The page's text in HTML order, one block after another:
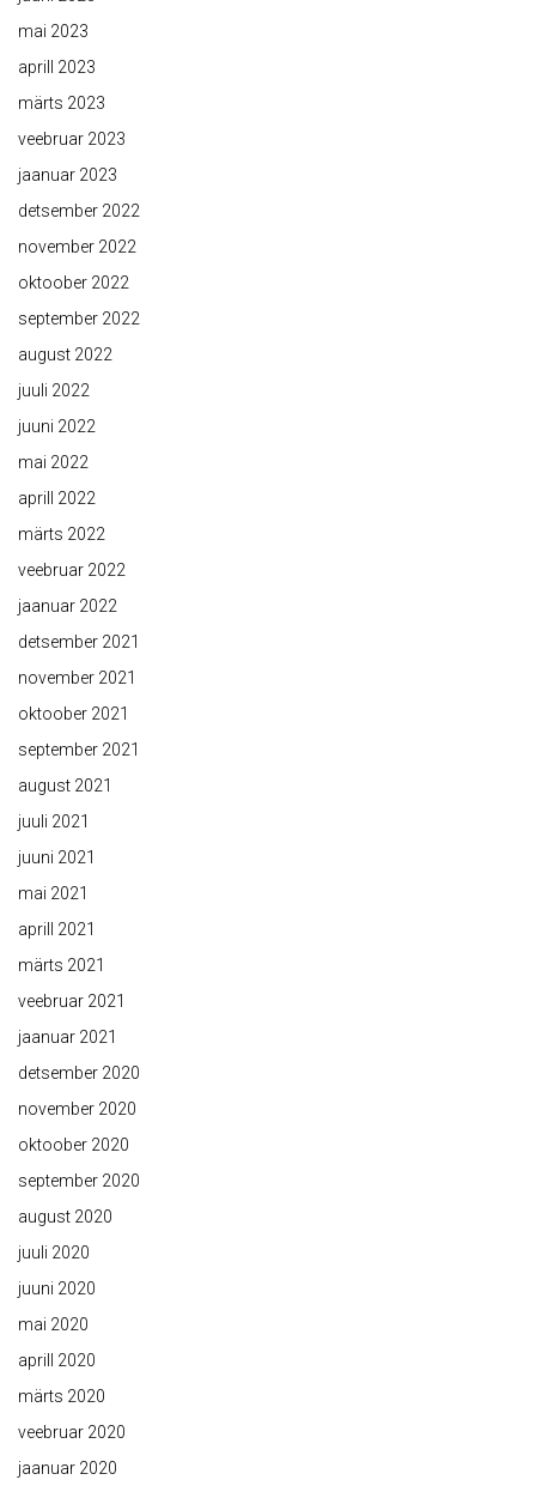
mai 2023
aprill 2023
märts 2023
veebruar 2023
jaanuar 2023
detsember 2022
november 2022
oktoober 2022
september 2022
august 2022
juuli 2022
juuni 2022
mai 2022
aprill 2022
märts 2022
veebruar 2022
jaanuar 2022
detsember 2021
november 2021
oktoober 2021
september 2021
august 2021
juuli 2021
juuni 2021
mai 2021
aprill 2021
märts 2021
veebruar 2021
jaanuar 2021
detsember 2020
november 2020
oktoober 2020
september 2020
august 2020
juuli 2020
juuni 2020
mai 2020
aprill 2020
märts 2020
veebruar 2020
jaanuar 2020